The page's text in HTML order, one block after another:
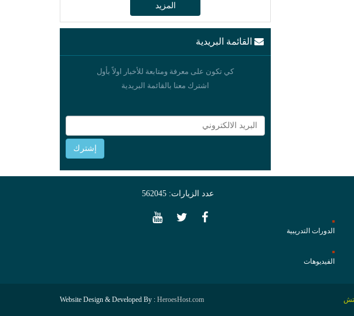
المزيد
القائمة البريدية
كي تكون على معرفة ومتابعة للأخبار اولاً بأول
اشترك معنا بالقائمة البريدية
الدورات التدريبية
الفيديوهات
عدد الزيارات: 562045
Website Design & Developed By : HeroesHost.com